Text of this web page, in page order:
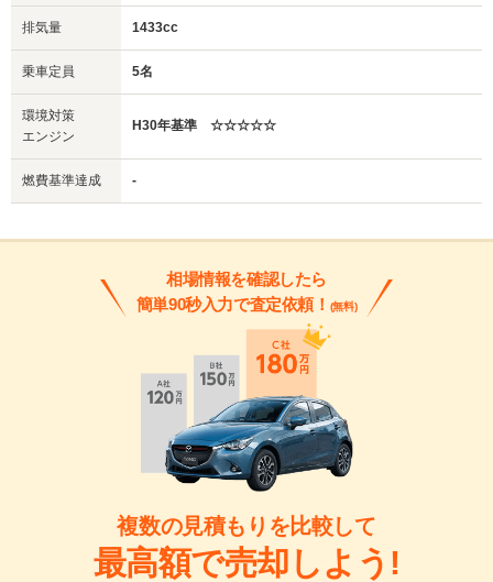
排気量 1433cc
乗車定員 5名
環境対策
エンジン
H30年基準 ☆☆☆☆☆
燃費基準達成 -
相場情報を確認したら
簡単90秒入力で査定依頼！ (無料)
複数の見積もりを比較して
最高額で売却しよう!